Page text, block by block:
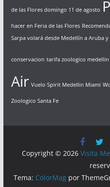
de las Flores domingo 11 de agosto
hacer en Feria de las Flores
Sarpa volará desde Medellín a Aruba y
conservacion tarifa zoologico medellin
Air Vuelo Spirit Medellin Miami
Zoologico Santa Fe
Copyright © 2026Visita
Tema: ColorMag por